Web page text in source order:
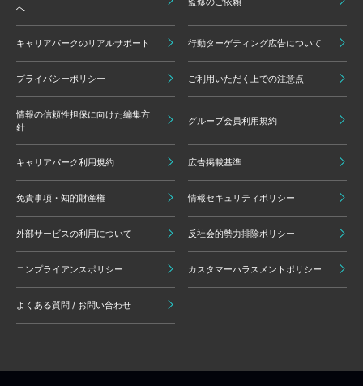
へ
キャリアパークのリアルサポート 行動ターゲティング広告について
プライバシーポリシー ご利用いただく上での注意点
情報の信頼性担保に向けた編集方
針
グループ会員利用規約
キャリアパーク利用規約 広告掲載基準
免責事項・知的財産権 情報セキュリティポリシー
外部サービスの利用について 反社会的勢力排除ポリシー
コンプライアンスポリシー カスタマーハラスメントポリシー
よくある質問 / お問い合わせ